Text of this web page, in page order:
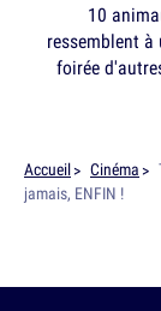
10
ressemblent à
foirée
Accueil Cinéma
jamais, ENFIN !